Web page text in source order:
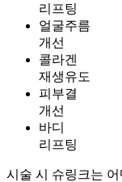
리프팅
얼굴주름
개선
콜라겐
재생유도
피부결
개선
바디
리프팅
시술 시 슈링크는